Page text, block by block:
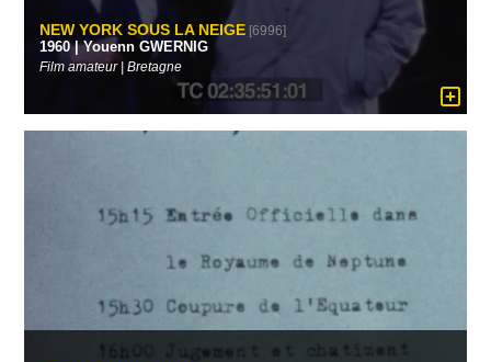
NEW YORK SOUS LA NEIGE[6996]
1960 | Youenn GWERNIG
Film amateur | Bretagne